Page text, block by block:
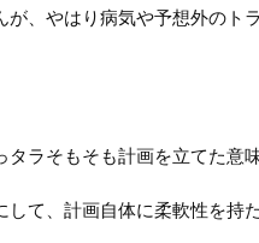
、やはり病気や予想外のト
ラそもそも計画を立てた意
て、計画自体に柔軟性を持